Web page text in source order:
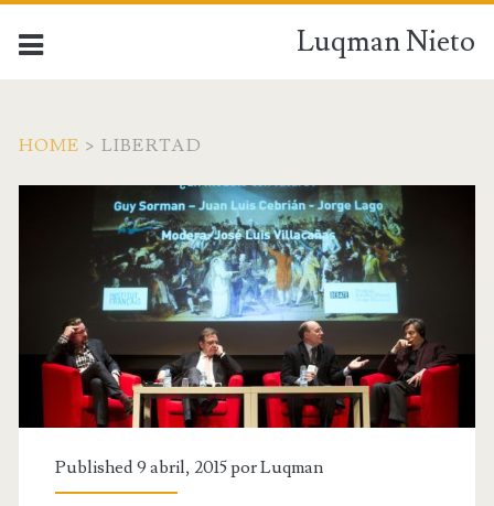
Luqman Nieto
HOME > LIBERTAD
Published 9 abril, 2015 porLuqman